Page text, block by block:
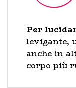
Per
levigante,
anche in
corpo più